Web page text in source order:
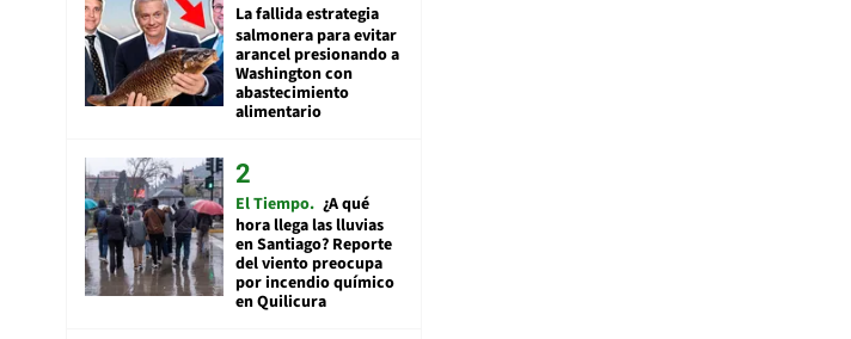
La fallida estrategia
salmonera para evitar
arancel presionando a
Washington con
abastecimiento
alimentario
El Tiempo ¿A qué
hora llega las lluvias
en Santiago? Reporte
del viento preocupa
por incendio químico
en Quilicura